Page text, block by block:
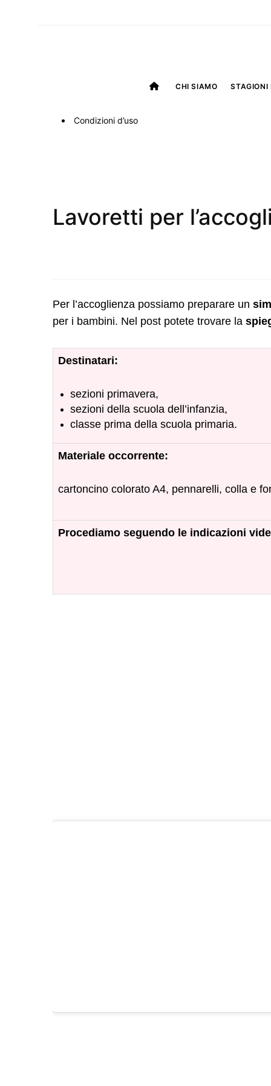
CHI SIAMO STAGIONI
Condizioni d’uso
Lavoretti per
Per l’accoglienza possiamo preparare un
per i bambini. Nel post potete trovare la
Destinatari:
sezioni primavera,
sezioni della scuola dell’infanzia,
classe prima della scuola primaria.
Materiale occorrente:
cartoncino colorato A4, pennarelli, colla e
Procediamo seguendo le indicazioni